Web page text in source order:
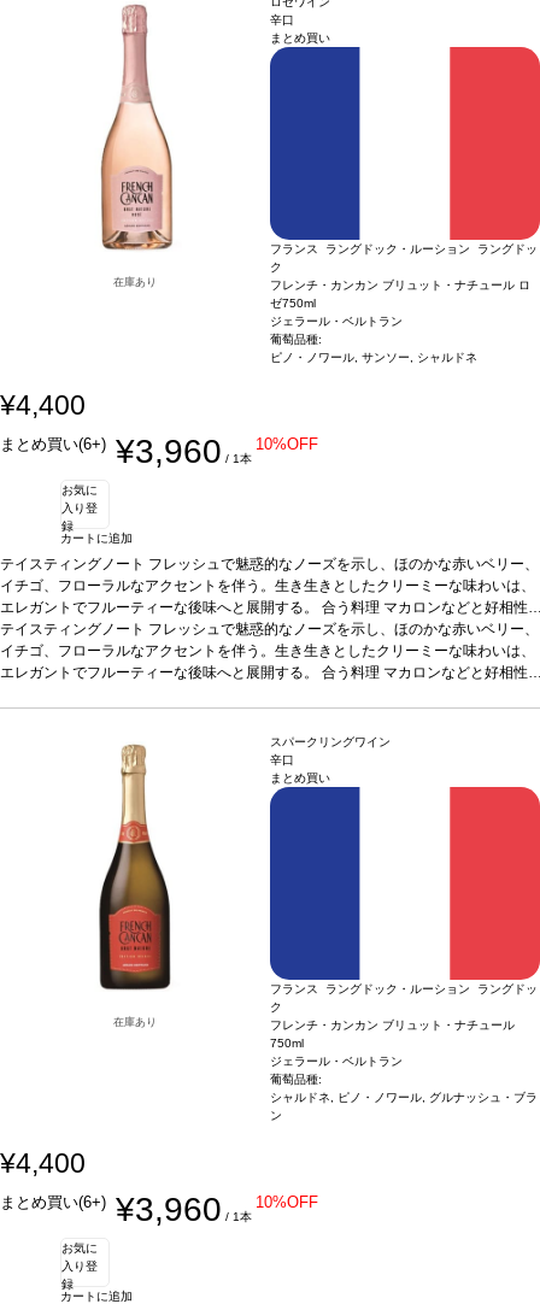
在庫あり
辛口
まとめ買い
フランス ラングドック・ルーション ラングドッ
ク
フレンチ・カンカン ブリュット・ナチュール ロ
ゼ750ml
ジェラール・ベルトラン
葡萄品種:
ピノ・ノワール, サンソー, シャルドネ
¥4,400
まとめ買い(6+) ¥3,960 / 1本
10%OFF
お気に
入り登
録
カートに追加
テイスティングノート フレッシュで魅惑的なノーズを示し、ほのかな赤いベリー、
イチゴ、フローラルなアクセントを伴う。生き生きとしたクリーミーな味わいは、
エレガントでフルーティーな後味へと展開する。 合う料理 マカロンなどと好相性
葡萄品種ピノ・ノワール、サンソー、シャルドネ認証ABオーガニック
テイスティングノート フレッシュで魅惑的なノーズを示し、ほのかな赤いベリー、
イチゴ、フローラルなアクセントを伴う。生き生きとしたクリーミーな味わいは、
エレガントでフルーティーな後味へと展開する。 合う料理 マカロンなどと好相性
在庫あり
スパークリングワイン
辛口
まとめ買い
フランス ラングドック・ルーション ラングドッ
ク
フレンチ・カンカン ブリュット・ナチュール
750ml
ジェラール・ベルトラン
葡萄品種:
シャルドネ, ピノ・ノワール, グルナッシュ・ブラ
ン
¥4,400
まとめ買い(6+) ¥3,960 / 1本
10%OFF
お気に
入り登
録
カートに追加